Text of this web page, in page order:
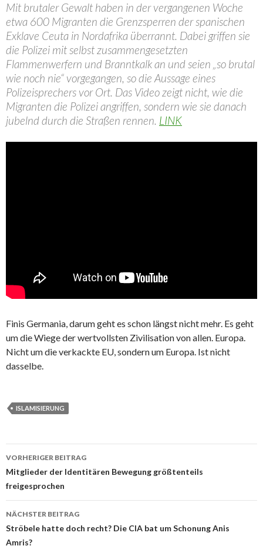
Mit brutaler Gewalt haben in der vergangenen Woche
etwa 600 Migranten die Grenzsperren der spanischen
Exklave Ceuta in Nordafrika überrannt. Dabei griffen sie
die Polizei mit selbst zusammengesetzten
Flammenwerfern und Branntkalk an und seien „so brutal
wie noch nie“ vorgegangen, so die Aussage eines
Polizeisprechers vor Ort. Das Video zeigt nicht, wie die
Migranten die Polizei angriffen, sondern wie sie danach
jubelnd durch die Straßen rennen. LINK
Finis Germania, darum geht es schon längst nicht mehr. Es geht
um die Wiege der wertvollsten Zivilisation von allen. Europa.
Nicht um die verkackte EU, sondern um Europa. Ist nicht
dasselbe.
ISLAMISIERUNG
Beitrags-
Navigation
VORHERIGER BEITRAG
Mitglieder der Identitären Bewegung größtenteils
freigesprochen
NÄCHSTER BEITRAG
Ströbele hatte doch recht? Die CIA bat um Schonung Anis
Amris?